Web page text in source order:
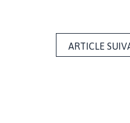
ARTICLE